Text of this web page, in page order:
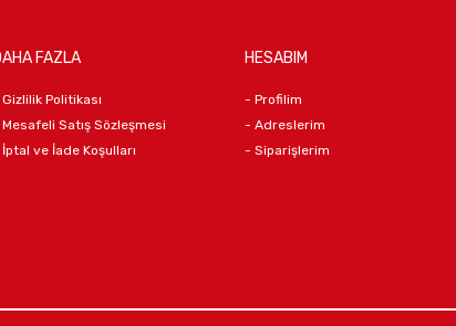
FAZLA
Politikası
Satış Sözleşmesi
ve İade Koşulları
HESABIM
- Profilim
- Adreslerim
- Siparişlerim